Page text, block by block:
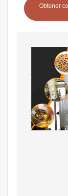
Obtener